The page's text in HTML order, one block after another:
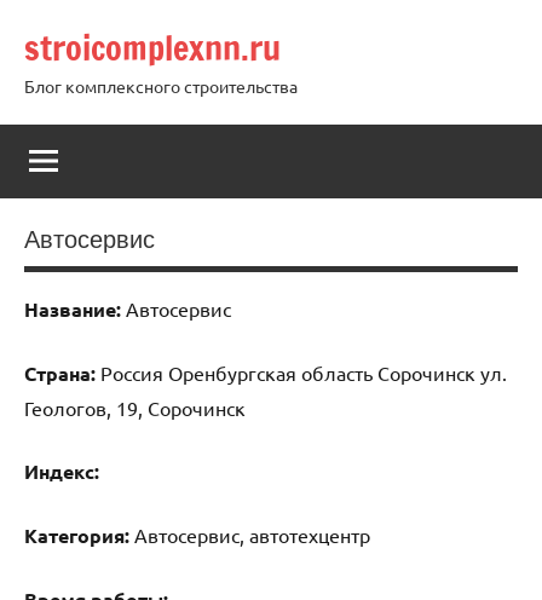
содержимому
stroicomplexnn.ru
Блог комплексного строительства
Автосервис
Название: Автосервис
Страна: Россия Оренбургская область Сорочинск ул.
Геологов, 19, Сорочинск
Индекс:
Категория: Автосервис, автотехцентр